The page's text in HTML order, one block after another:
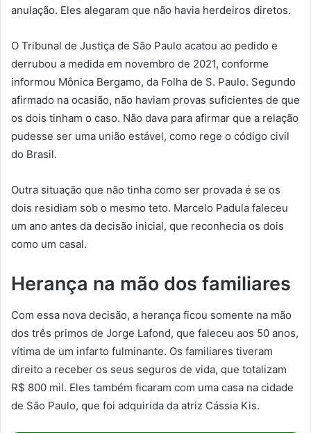
anulação. Eles alegaram que não havia herdeiros diretos.
O Tribunal de Justiça de São Paulo acatou ao pedido e
derrubou a medida em novembro de 2021, conforme
informou Mônica Bergamo, da Folha de S. Paulo. Segundo
afirmado na ocasião, não haviam provas suficientes de que
os dois tinham o caso. Não dava para afirmar que a relação
pudesse ser uma união estável, como rege o código civil
do Brasil.
Outra situação que não tinha como ser provada é se os
dois residiam sob o mesmo teto. Marcelo Padula faleceu
um ano antes da decisão inicial, que reconhecia os dois
como um casal.
Herança na mão dos familiares
Com essa nova decisão, a herança ficou somente na mão
dos três primos de Jorge Lafond, que faleceu aos 50 anos,
vítima de um infarto fulminante. Os familiares tiveram
direito a receber os seus seguros de vida, que totalizam
R$ 800 mil. Eles também ficaram com uma casa na cidade
de São Paulo, que foi adquirida da atriz Cássia Kis.